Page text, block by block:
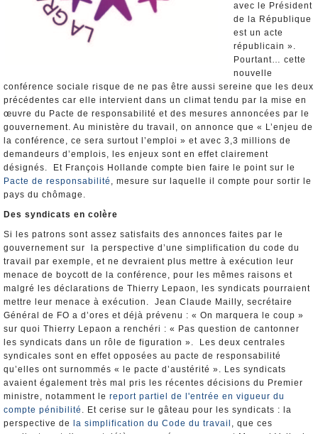
avec le Président
de la République
est un acte
républicain ».
Pourtant… cette
nouvelle
conférence sociale risque de ne pas être aussi sereine que les deux
précédentes car elle intervient dans un climat tendu par la mise en
œuvre du Pacte de responsabilité et des mesures annoncées par le
gouvernement. Au ministère du travail, on annonce que « L’enjeu de
la conférence, ce sera surtout l’emploi » et avec 3,3 millions de
demandeurs d’emplois, les enjeux sont en effet clairement
désignés. Et François Hollande compte bien faire le point sur le
Pacte de responsabilité , mesure sur laquelle il compte pour sortir le
pays du chômage.
Des syndicats en colère
Si les patrons sont assez satisfaits des annonces faites par le
gouvernement sur la perspective d’une simplification du code du
travail par exemple, et ne devraient plus mettre à exécution leur
menace de boycott de la conférence, pour les mêmes raisons et
malgré les déclarations de Thierry Lepaon, les syndicats pourraient
mettre leur menace à exécution. Jean Claude Mailly, secrétaire
Général de FO a d’ores et déjà prévenu : « On marquera le coup »
sur quoi Thierry Lepaon a renchéri : « Pas question de cantonner
les syndicats dans un rôle de figuration ». Les deux centrales
syndicales sont en effet opposées au pacte de responsabilité
qu’elles ont surnommés « le pacte d’austérité ». Les syndicats
avaient également très mal pris les récentes décisions du Premier
ministre, notamment le report partiel de l'entrée en vigueur du
compte pénibilité . Et cerise sur le gâteau pour les syndicats : la
perspective de
la simplification du Code du travail , que ces